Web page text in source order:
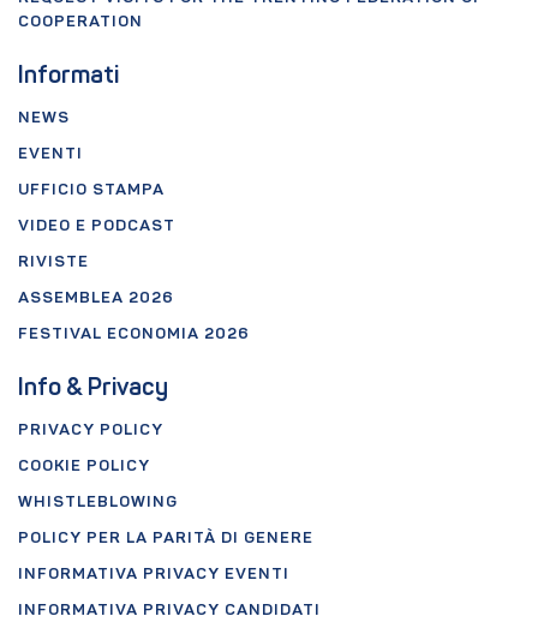
COOPERATION
Informati
NEWS
EVENTI
UFFICIO STAMPA
VIDEO E PODCAST
RIVISTE
ASSEMBLEA 2026
FESTIVAL ECONOMIA 2026
Info & Privacy
PRIVACY POLICY
COOKIE POLICY
WHISTLEBLOWING
POLICY PER LA PARITÀ DI GENERE
INFORMATIVA PRIVACY EVENTI
INFORMATIVA PRIVACY CANDIDATI